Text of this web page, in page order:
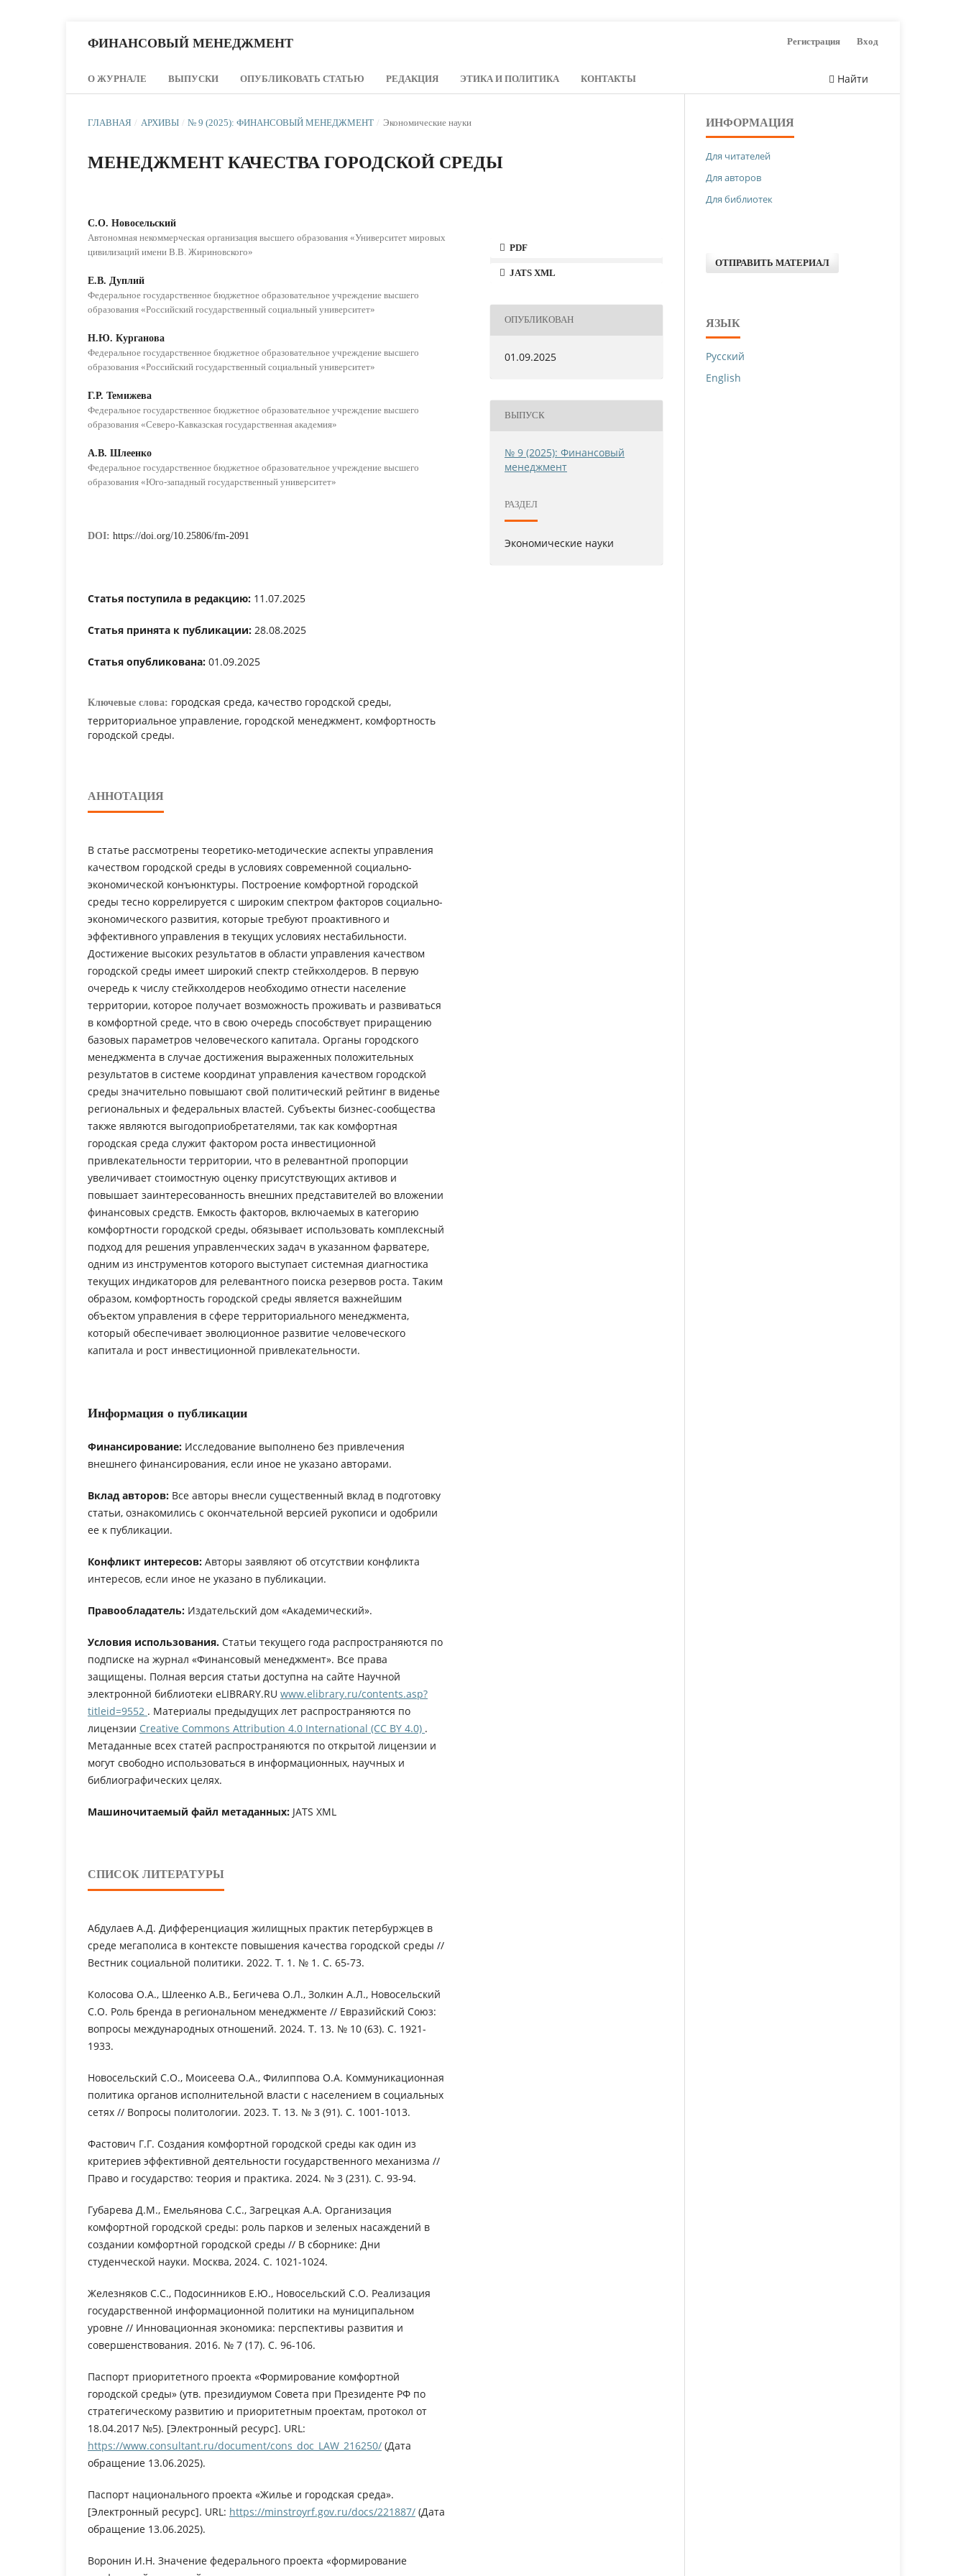
ФИНАНСОВЫЙ МЕНЕДЖМЕНТ
О ЖУРНАЛЕ ВЫПУСКИ ОПУБЛИКОВАТЬ СТАТЬЮ РЕДАКЦИЯ ЭТИКА И ПОЛИТИКА КОНТАКТЫ Найти
Регистрация Вход
ГЛАВНАЯ / АРХИВЫ / № 9 (2025): ФИНАНСОВЫЙ МЕНЕДЖМЕНТ / Экономические науки
МЕНЕДЖМЕНТ КАЧЕСТВА ГОРОДСКОЙ СРЕДЫ
С.О. Новосельский
Автономная некоммерческая организация высшего образования «Университет мировых
цивилизаций имени В.В. Жириновского»
Е.В. Дуплий
Федеральное государственное бюджетное образовательное учреждение высшего
образования «Российский государственный социальный университет»
Н.Ю. Курганова
Федеральное государственное бюджетное образовательное учреждение высшего
образования «Российский государственный социальный университет»
Г.Р. Темижева
Федеральное государственное бюджетное образовательное учреждение высшего
образования «Северо-Кавказская государственная академия»
А.В. Шлеенко
Федеральное государственное бюджетное образовательное учреждение высшего
образования «Юго-западный государственный университет»
DOI: https://doi.org/10.25806/fm-2091
Статья поступила в редакцию: 11.07.2025
Статья принята к публикации: 28.08.2025
Статья опубликована: 01.09.2025
Ключевые слова: городская среда, качество городской среды,
территориальное управление, городской менеджмент, комфортность
городской среды.
АННОТАЦИЯ
В статье рассмотрены теоретико-методические аспекты управления
качеством городской среды в условиях современной социально-
экономической конъюнктуры. Построение комфортной городской
среды тесно коррелируется с широким спектром факторов социально-
экономического развития, которые требуют проактивного и
эффективного управления в текущих условиях нестабильности.
Достижение высоких результатов в области управления качеством
городской среды имеет широкий спектр стейкхолдеров. В первую
очередь к числу стейкхолдеров необходимо отнести население
территории, которое получает возможность проживать и развиваться
в комфортной среде, что в свою очередь способствует приращению
базовых параметров человеческого капитала. Органы городского
менеджмента в случае достижения выраженных положительных
результатов в системе координат управления качеством городской
среды значительно повышают свой политический рейтинг в виденье
региональных и федеральных властей. Субъекты бизнес-сообщества
также являются выгодоприобретателями, так как комфортная
городская среда служит фактором роста инвестиционной
привлекательности территории, что в релевантной пропорции
увеличивает стоимостную оценку присутствующих активов и
повышает заинтересованность внешних представителей во вложении
финансовых средств. Емкость факторов, включаемых в категорию
комфортности городской среды, обязывает использовать комплексный
подход для решения управленческих задач в указанном фарватере,
одним из инструментов которого выступает системная диагностика
текущих индикаторов для релевантного поиска резервов роста. Таким
образом, комфортность городской среды является важнейшим
объектом управления в сфере территориального менеджмента,
который обеспечивает эволюционное развитие человеческого
капитала и рост инвестиционной привлекательности.
Информация о публикации
Финансирование: Исследование выполнено без привлечения
внешнего финансирования, если иное не указано авторами.
Вклад авторов: Все авторы внесли существенный вклад в подготовку
статьи, ознакомились с окончательной версией рукописи и одобрили
ее к публикации.
Конфликт интересов: Авторы заявляют об отсутствии конфликта
интересов, если иное не указано в публикации.
Правообладатель: Издательский дом «Академический».
Условия использования. Статьи текущего года распространяются по
подписке на журнал «Финансовый менеджмент». Все права
защищены. Полная версия статьи доступна на сайте Научной
электронной библиотеки eLIBRARY.RU www.elibrary.ru/contents.asp?
titleid=9552 . Материалы предыдущих лет распространяются по
лицензии Creative Commons Attribution 4.0 International (CC BY 4.0) .
Метаданные всех статей распространяются по открытой лицензии и
могут свободно использоваться в информационных, научных и
библиографических целях.
Машиночитаемый файл метаданных: JATS XML
СПИСОК ЛИТЕРАТУРЫ
Абдулаев А.Д. Дифференциация жилищных практик петербуржцев в
среде мегаполиса в контексте повышения качества городской среды //
Вестник социальной политики. 2022. Т. 1. № 1. С. 65-73.
Колосова О.А., Шлеенко А.В., Бегичева О.Л., Золкин А.Л., Новосельский
С.О. Роль бренда в региональном менеджменте // Евразийский Союз:
вопросы международных отношений. 2024. Т. 13. № 10 (63). С. 1921-
1933.
Новосельский С.О., Моисеева О.А., Филиппова О.А. Коммуникационная
политика органов исполнительной власти с населением в социальных
сетях // Вопросы политологии. 2023. Т. 13. № 3 (91). С. 1001-1013.
Фастович Г.Г. Создания комфортной городской среды как один из
критериев эффективной деятельности государственного механизма //
Право и государство: теория и практика. 2024. № 3 (231). С. 93-94.
Губарева Д.М., Емельянова С.С., Загрецкая А.А. Организация
комфортной городской среды: роль парков и зеленых насаждений в
создании комфортной городской среды // В сборнике: Дни
студенческой науки. Москва, 2024. С. 1021-1024.
Железняков С.С., Подосинников Е.Ю., Новосельский С.О. Реализация
государственной информационной политики на муниципальном
уровне // Инновационная экономика: перспективы развития и
совершенствования. 2016. № 7 (17). С. 96-106.
Паспорт приоритетного проекта «Формирование комфортной
городской среды» (утв. президиумом Совета при Президенте РФ по
стратегическому развитию и приоритетным проектам, протокол от
18.04.2017 №5). [Электронный ресурс]. URL:
https://www.consultant.ru/document/cons_doc_LAW_216250/ (Дата
обращение 13.06.2025).
Паспорт национального проекта «Жилье и городская среда».
[Электронный ресурс]. URL: https://minstroyrf.gov.ru/docs/221887/ (Дата
обращение 13.06.2025).
Воронин И.Н. Значение федерального проекта «формирование
PDF
JATS XML
ОПУБЛИКОВАН
01.09.2025
ВЫПУСК
№ 9 (2025): Финансовый
менеджмент
РАЗДЕЛ
Экономические науки
ИНФОРМАЦИЯ
Для читателей
Для авторов
Для библиотек
ОТПРАВИТЬ МАТЕРИАЛ
ЯЗЫК
Русский
English